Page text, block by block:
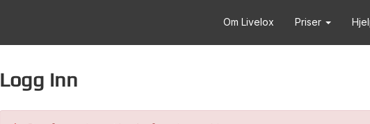
Om Livelox Priser
Logg inn